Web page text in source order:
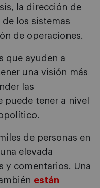
la dirección de
los sistemas
de operaciones.
que ayuden a
una visión más
las
puede tener a nivel
de personas en
elevada
y comentarios. Una
están